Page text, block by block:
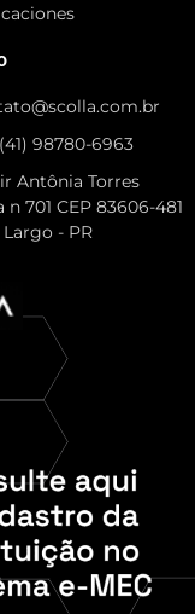
98780-6963
Antônia Torres
n 701 CEP 83606-481
- PR